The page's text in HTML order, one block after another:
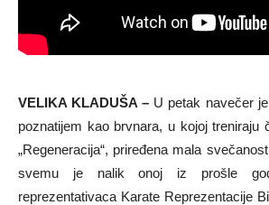
VELIKA KLADUŠA – U petak navečer
poznatijem kao brvnara, u kojoj treniraju
„Regeneracija“, priređena mala
svemu je nalik onoj iz prošle
reprezentativaca Karate Reprezentacije